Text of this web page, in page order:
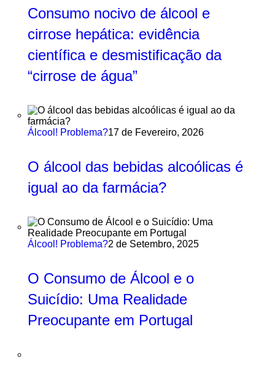
Consumo nocivo de álcool e
cirrose hepática: evidência
científica e desmistificação da
“cirrose de água”
Álcool! Problema?17 de Fevereiro, 2026
O álcool das bebidas alcoólicas é
igual ao da farmácia?
Álcool! Problema?2 de Setembro, 2025
O Consumo de Álcool e o
Suicídio: Uma Realidade
Preocupante em Portugal